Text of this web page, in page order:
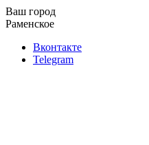
Ваш город
Раменское
Вконтакте
Telegram